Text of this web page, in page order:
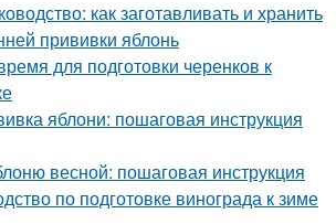
как заготавливать и хранить
прививки яблонь
для подготовки черенков к
яблони: пошаговая инструкция
весной: пошаговая инструкция
по подготовке винограда к зиме